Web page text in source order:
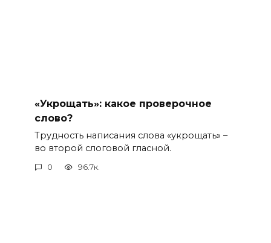
«Укрощать»: какое проверочное
слово?
Трудность написания слова «укрощать» –
во второй слоговой гласной.
0 96.7к.